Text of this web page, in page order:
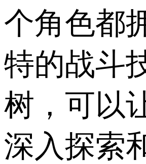
个角色都
特的战斗
树，可以
深入探索